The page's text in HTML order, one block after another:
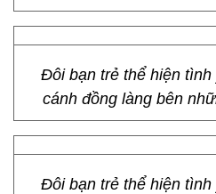
Đôi bạn trẻ thể hiện
cánh đồng làng bên
Đôi bạn trẻ thể hiện